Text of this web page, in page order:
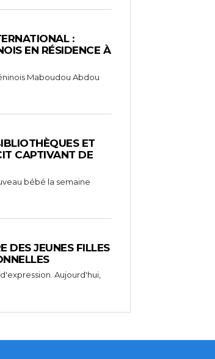
:
EN RÉSIDENCE À
Maboudou Abdou
ET
CAPTIVANT DE
bébé la semaine
DES JEUNES FILLES
Aujourd'hui,